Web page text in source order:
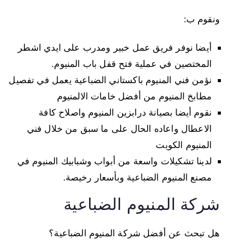
ونقوم ب:
أيضا نوفر فريق عمل خبير ومدرب على ايدي اشطر
المختصين في عملية فتح قفل باب المنيوم.
نؤمن فني المنيوم باكستاني الضباعية يعمل في تفصيل
مطابخ المنيوم من أفضل خامات الالمنيوم
نقوم أيضا بصيانة درابزين المنيوم واصلاح كافة
الاعطال واعاده الحال على ما سبق من خلال فني
المنيوم الكويت
لدينا تشكيلات واسعة من أبواب وشبابيك المنيوم في
مصنع المنيوم الضباعية وبأسعار رخيصة.
شركة المنيوم الضباعية
هل تبحث عن أفضل شركة المنيوم الضباعية؟